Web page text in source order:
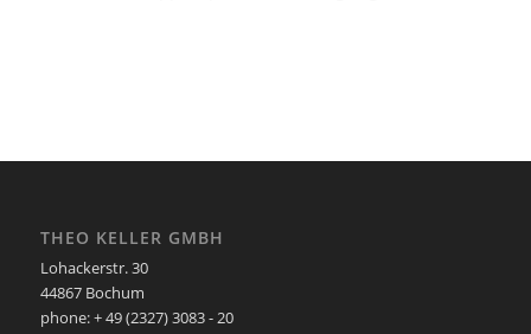
THEO KELLER GMBH
Lohackerstr. 30
44867 Bochum
phone: + 49 (2327) 3083 - 20